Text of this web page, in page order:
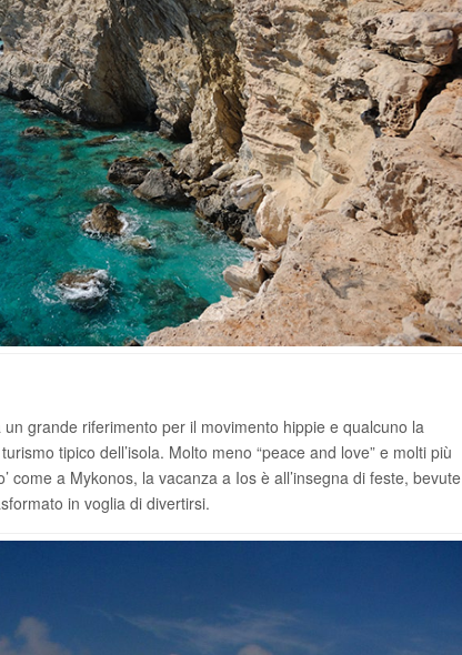
grande riferimento per il movimento hippie e qualcuno la
tipico dell’isola. Molto meno “peace and love” e molti più
come a Mykonos, la vacanza a Ios è all’insegna di feste, bevute
in voglia di divertirsi.